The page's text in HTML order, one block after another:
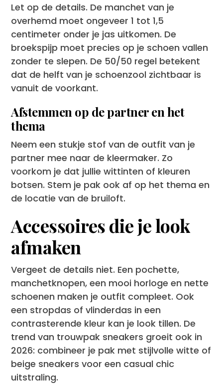
Let op de details. De manchet van je
overhemd moet ongeveer 1 tot 1,5
centimeter onder je jas uitkomen. De
broekspijp moet precies op je schoen vallen
zonder te slepen. De 50/50 regel betekent
dat de helft van je schoenzool zichtbaar is
vanuit de voorkant.
Afstemmen op de partner en het
thema
Neem een stukje stof van de outfit van je
partner mee naar de kleermaker. Zo
voorkom je dat jullie wittinten of kleuren
botsen. Stem je pak ook af op het thema en
de locatie van de bruiloft.
Accessoires die je look
afmaken
Vergeet de details niet. Een pochette,
manchetknopen, een mooi horloge en nette
schoenen maken je outfit compleet. Ook
een stropdas of vlinderdas in een
contrasterende kleur kan je look tillen. De
trend van trouwpak sneakers groeit ook in
2026: combineer je pak met stijlvolle witte of
beige sneakers voor een casual chic
uitstraling.